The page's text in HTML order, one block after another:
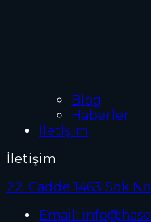
Blog
Haberler
İletİşİm
İletişim
22. Cadde 1463 Sok
Email: